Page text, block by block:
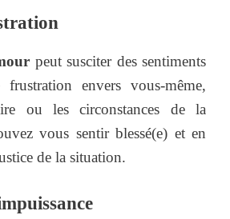
peut susciter des sentiments
envers vous-même,
ou les circonstances de la
vous sentir blessé(e) et en
de la situation.